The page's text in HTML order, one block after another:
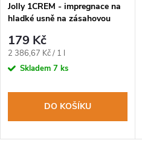
Jolly 1CREM - impregnace na
hladké usně na zásahovou
179 Kč
Měrná
cena:
2 386,67 Kč / 1 l
Skladem 7 ks
DO KOŠÍKU